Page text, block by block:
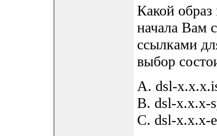
Какой образ
начала Вам
ссылками
выбор
A. dsl-
B. dsl-x.x.x-
C. dsl-x.x.x-